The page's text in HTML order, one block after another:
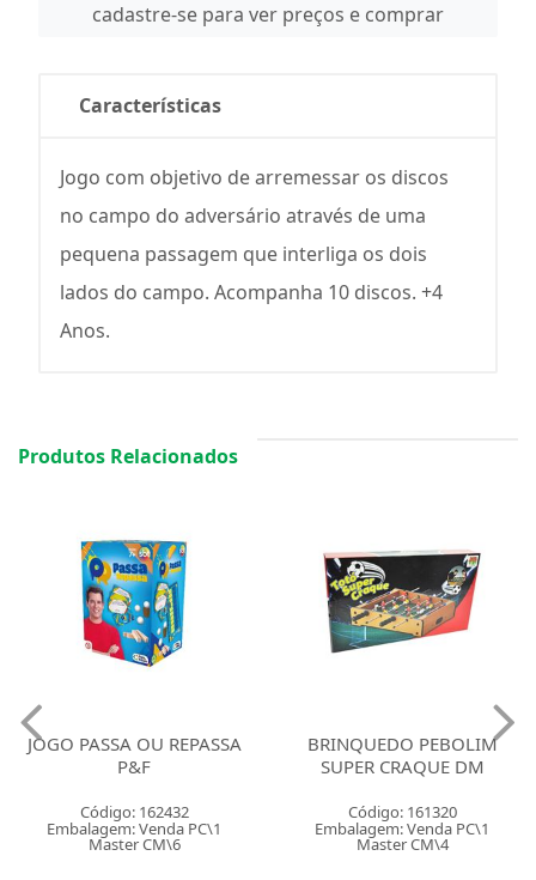
cadastre-se para ver preços e comprar
Características
Jogo com objetivo de arremessar os discos
no campo do adversário através de uma
pequena passagem que interliga os dois
lados do campo. Acompanha 10 discos. +4
Anos.
Produtos Relacionados
JOGO PASSA OU REPASSA
P&F
Código: 162432
Embalagem: Venda PC\1
Master CM\6
BRINQUEDO PEBOLIM
SUPER CRAQUE DM
Código: 161320
Embalagem: Venda PC\1
Master CM\4